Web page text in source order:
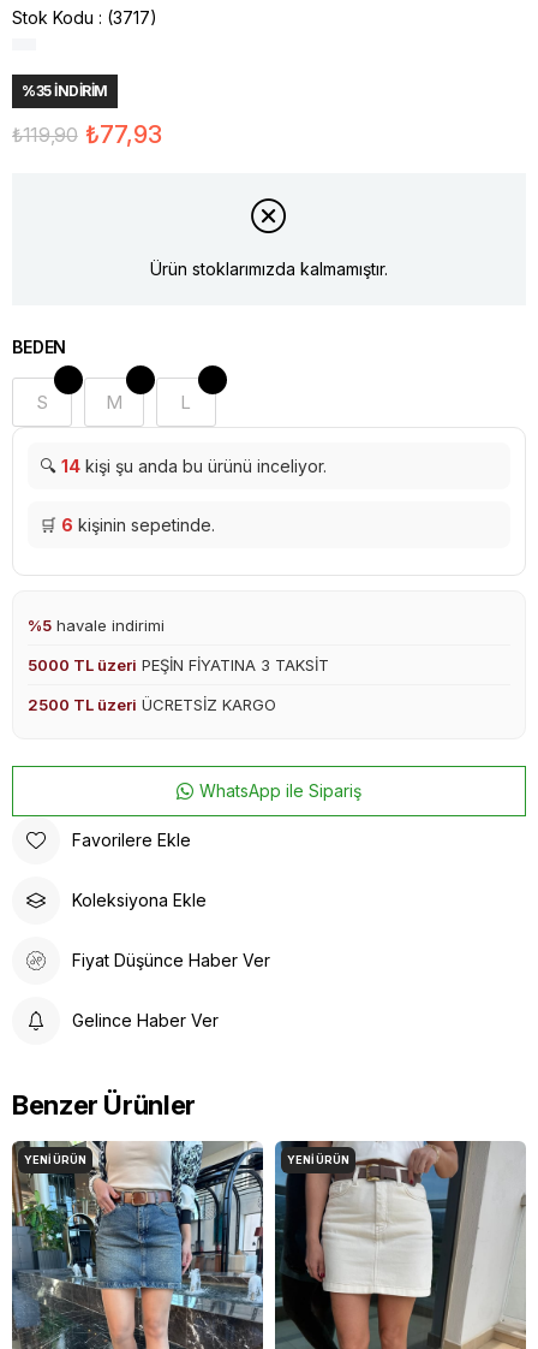
Stok Kodu (3717)
%35İNDIRIM
₺119,90 ₺77,93
Ürün stoklarımızda kalmamıştır.
BEDEN
S M L
🔍 14 kişi şu anda bu ürünü inceliyor.
🛒 6 kişinin sepetinde.
%5 havale indirimi
5000 TL üzeri PEŞİN FİYATINA 3 TAKSİT
2500 TL üzeri ÜCRETSİZ KARGO
WhatsApp ile Sipariş
Favorilere Ekle
Koleksiyona Ekle
Fiyat Düşünce Haber Ver
Gelince Haber Ver
Benzer Ürünler
YENI ÜRÜN YENI ÜRÜN